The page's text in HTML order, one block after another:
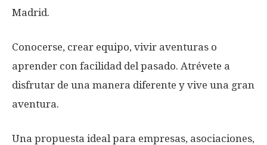
Madrid.
Conocerse, crear equipo, vivir aventuras o
aprender con facilidad del pasado. Atrévete a
disfrutar de una manera diferente y vive una gran
aventura.
Una propuesta ideal para empresas, asociaciones,